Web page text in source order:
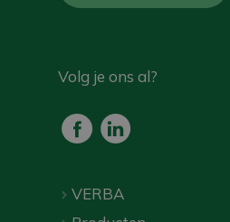
Volg je ons al?
VERBA